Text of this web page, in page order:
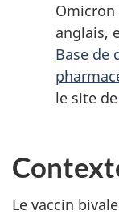
Omicron
anglais,
Base de
le site de
Le vaccin